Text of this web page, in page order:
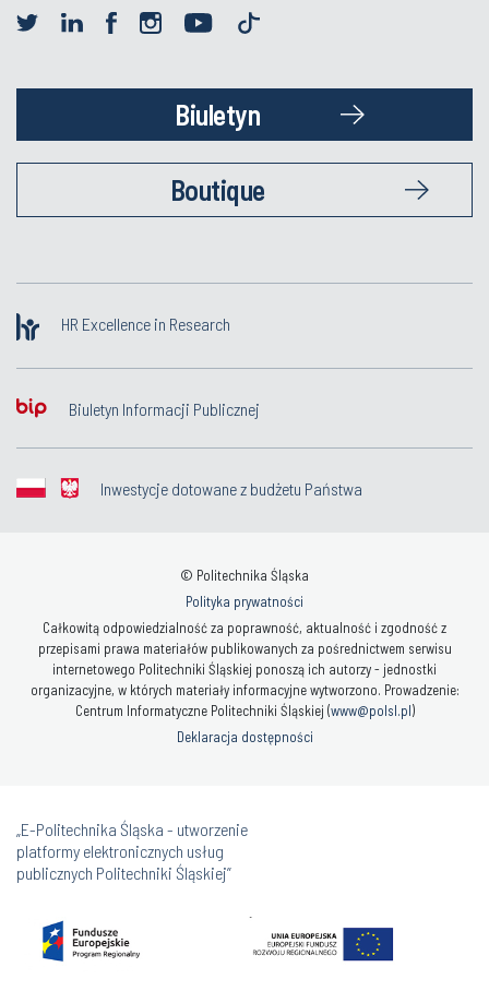
Biuletyn
Boutique
HR Excellence in Research
Biuletyn Informacji Publicznej
Inwestycje dotowane z budżetu Państwa
© Politechnika Śląska
Polityka prywatności
Całkowitą odpowiedzialność za poprawność, aktualność i zgodność z
przepisami prawa materiałów publikowanych za pośrednictwem serwisu
internetowego Politechniki Śląskiej ponoszą ich autorzy - jednostki
organizacyjne, w których materiały informacyjne wytworzono. Prowadzenie:
Centrum Informatyczne Politechniki Śląskiej (www@polsl.pl)
Deklaracja dostępności
„E-Politechnika Śląska - utworzenie
platformy elektronicznych usług
publicznych Politechniki Śląskiej”